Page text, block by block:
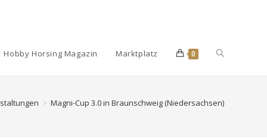
Hobby Horsing Magazin Marktplatz 0 Website-
> Magni-Cup 3.0 in Braunschweig (Niedersachsen)